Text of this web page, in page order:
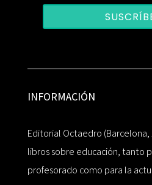
INFORMACIÓN
Editorial Octaedro (Barcelona,
libros sobre educación, tanto
profesorado como para la